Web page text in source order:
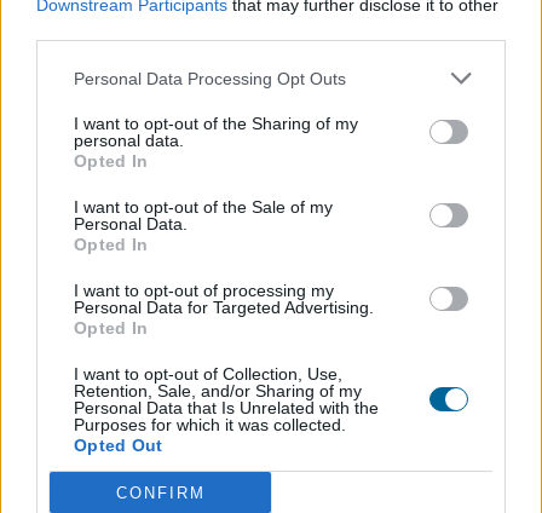
Downstream Participants that may further disclose it to other
Personal Data Processing Opt Outs
I want to opt-out of the Sharing of my
personal data.
Opted In
I want to opt-out of the Sale of my
Personal Data.
Opted In
I want to opt-out of processing my
Personal Data for Targeted Advertising.
Opted In
I want to opt-out of Collection, Use,
Retention, Sale, and/or Sharing of my
Personal Data that Is Unrelated with the
Purposes for which it was collected.
Opted Out
CONFIRM
Quadro com 2 faces, branco e feltro, para sistema “Move &
229,43€ + IVA
282,20